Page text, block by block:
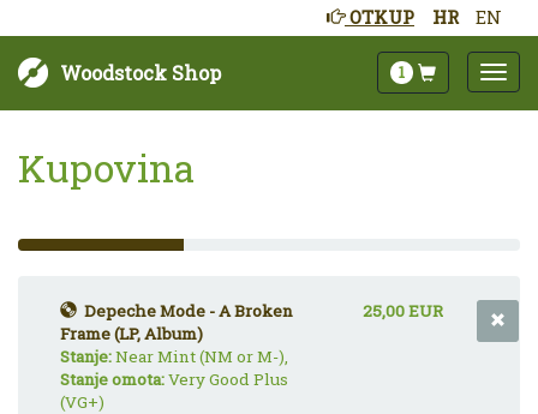
HR EN
OTKUP
Woodstock Shop 1
Kupovina
33%
Complete
Depeche Mode - A Broken
Frame (LP, Album)
Stanje:Near Mint (NM or M-),
Stanje omota:Very Good Plus
(VG+)
25,00 EUR